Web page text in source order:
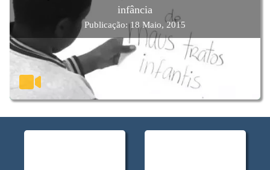
infância
Publicação: 18 Maio, 2015